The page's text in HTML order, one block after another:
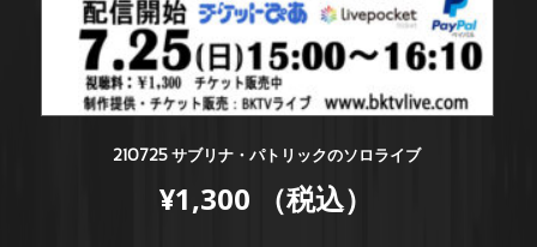
210725 サブリナ・パトリックのソロライブ
¥1,300 （税込）